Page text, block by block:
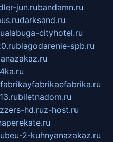
jun.rubandamn.ru
darksand.ru
alabuga-cityhotel.ru
blagodarenie-spb.ru
fabrikayfabrikaefabrika.ru
biletnadom.ru
hd.ruz-host.ru
2-kuhnyanazakaz.ru